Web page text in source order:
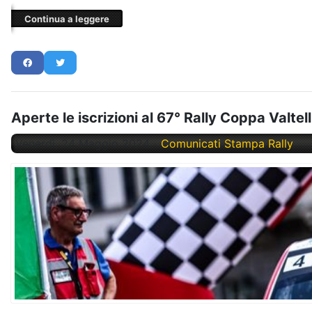
Continua a leggere
Aperte le iscrizioni al 67° Rally Coppa
Venerdì, 24 Maggio 2024 Comunicati Stampa Rally